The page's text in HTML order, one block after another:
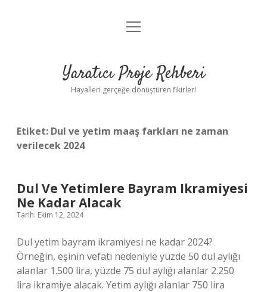
Anasayfa
Yasal Uyarı
menüyü
Yaratıcı Proje Rehberi
Hayalleri gerçeğe dönüştüren fikirler!
Etiket: Dul ve yetim maaş farkları ne zaman
verilecek 2024
Dul Ve Yetimlere Bayram Ikramiyesi
Ne Kadar Alacak
Tarih: Ekim 12, 2024
Dul yetim bayram ikramiyesi ne kadar 2024?
Örneğin, eşinin vefatı nedeniyle yüzde 50 dul aylığı
alanlar 1.500 lira, yüzde 75 dul aylığı alanlar 2.250
lira ikramiye alacak. Yetim aylığı alanlar 750 lira